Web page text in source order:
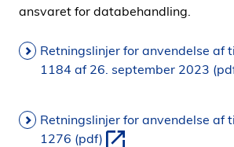
ansvaret for databehandling.
Retningslinjer for anvendelse af
1184 af 26. september 2023
Retningslinjer for anvendelse af
1276 (pdf)